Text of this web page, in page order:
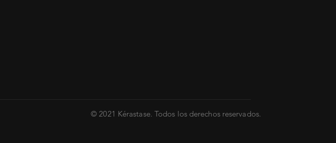
© 2021 Kérastase. Todos los derechos reservados.